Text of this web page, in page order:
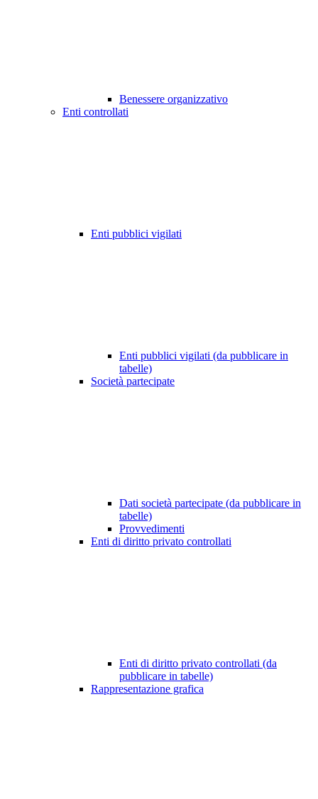
Benessere organizzativo
Enti controllati
Enti pubblici vigilati
Enti pubblici vigilati (da pubblicare in
tabelle)
Società partecipate
Dati società partecipate (da pubblicare in
tabelle)
Provvedimenti
Enti di diritto privato controllati
Enti di diritto privato controllati (da
pubblicare in tabelle)
Rappresentazione grafica